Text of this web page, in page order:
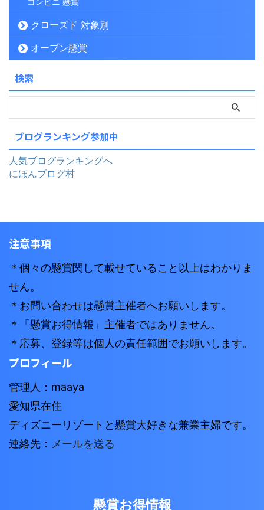
クローズド 対象別
オープン懸賞
検索
ブログランキング参加中
人気ブログランキングへ
にほんブログ村
注意事項
＊個々の懸賞関して載せていること以上はわかりま
せん。
＊お問い合わせは懸賞主催者へお願いします。
＊「懸賞お得情報」主催者ではありません。
＊応募、登録等は個人の責任範囲でお願いします。
プロフィール
管理人：maaya
愛知県在住
ディズニーリゾートと懸賞大好きな兼業主婦です。
連絡先： メールを送る
懸賞お得情報